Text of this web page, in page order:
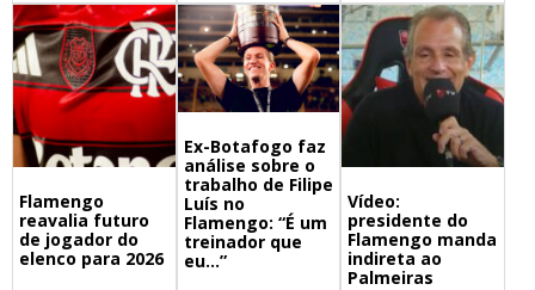
Flamengo
reavalia futuro
de jogador do
elenco para 2026
Ex-Botafogo faz
análise sobre o
trabalho de Filipe
Luís no
Flamengo: “É um
treinador que
eu…”
Vídeo:
presidente do
Flamengo manda
indireta ao
Palmeiras